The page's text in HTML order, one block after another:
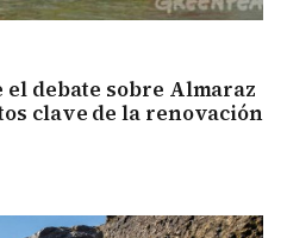
el debate sobre Almaraz
clave de la renovación